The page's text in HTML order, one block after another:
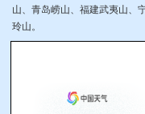
山、青岛崂山、福建武夷山、
玲山。